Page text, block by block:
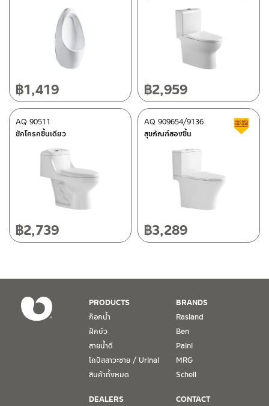
SIPHON JET
ขนาดท่อฟลัช
ฝารองนั่ง
UF/SOFT CLOSED/ แบบปุ่มกดถอดได้
ลักษณะพิเศษอื่นๆ
ศูนย์บริการและอะไหล่ กรุงเทพฯ
662/61-62 ถนน พระราม3 แขวงบางโพงพาง เขตยานนาวา กรุงเทพฯ
โทร: 02-358-0080 / 080-075-8668 / 091-545-0556
ศูนย์บริการและอะไหล่
118/33 โครงการอรสิริน ม.8 ต.สันปูเลย อ.ดอยสะเก็ด เชียงใหม่
โทร: 080-075-2626
วันและเวลาทำการ
วันจันทร์ – วันศุกร์ เวลา 8:30-17:30 น.
วันเสาร์ เวลา 8:30-15:00 น.
1. การรับประกัน จะต้องมีหลักฐานการซื้อ หรือ ใบเสร็จ โดยทางบริษัทฯ
ขอตรวจสอบโดยนับวันซื้อขายเป็นสำคัญ ทางบริษัทฯ ไม่สามารถให้
เงื่อนไขการรับประกันสินค้าได้ หากไม่มีเอกสารดังกล่าว
2. การรับประกันสินค้า จะรับประกันฉพาะสินค้าที่อยู่ในสภาพการใช้งาน
ปกติ หากมีตำหนิ ชำรุด ร้าว ตกพื้น หรือสภาพภายนอกอยู่ในสภาพที่ใช้
@charnpaiboon.sales
ติดต่อ ชาญไพบูลย์ / Contact Us คลิกที่นี่
฿1,419 ฿2,959
ชักโครกชิ้นเดียว
AQ 90511
฿2,739
สุขภัณฑ์สองชิ้น
AQ 909654/9136
฿3,289
PRODUCTS
ก๊อกน้ำ
ฝักบัว
สายน้ำดี
โถปัสสาวะชาย / Urinal
สินค้าทั้งหมด
BRANDS
Rasland
Ben
Paini
MRG
Schell
DEALERS CONTACT